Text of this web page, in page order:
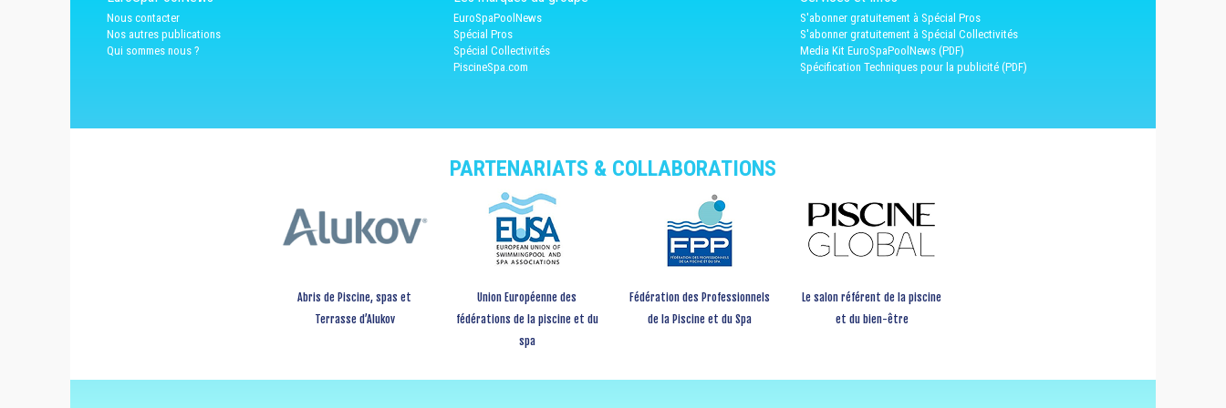
Nous contacter
Nos autres publications
Qui sommes nous ?
EuroSpaPoolNews
Spécial Pros
Spécial Collectivités
PiscineSpa.com
S'abonner gratuitement à Spécial Pros
S'abonner gratuitement à Spécial Collectivités
Media Kit EuroSpaPoolNews (PDF)
Spécification Techniques pour la publicité (PDF)
PARTENARIATS & COLLABORATIONS
Abris de Piscine, spas et
Terrasse d’Alukov
Union Européenne des
fédérations de la piscine et du
spa
Fédération des Professionnels
de la Piscine et du Spa
Le salon référent de la piscine
et du bien-être